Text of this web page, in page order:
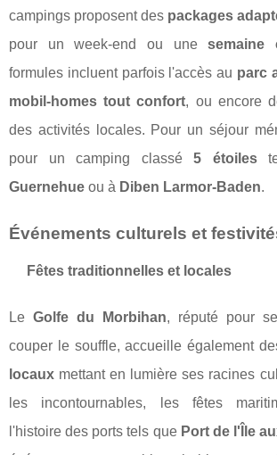
campings proposent des packages
pour un week-end ou unesemaine
formules incluent parfois l'accès au parc
mobil-homes tout confort, ou encore
des activités locales. Pour un séjour
pour un camping classé5 étoiles
Guernehue ou à Diben Larmor-Baden.
Événements culturels et
Fêtes traditionnelles et locales
Le Golfe du Morbihan, réputé pour
couper le souffle, accueille également
locaux mettant en lumière ses racines
les incontournables, les fêtes
l'histoire des ports tels que Port de l'Île